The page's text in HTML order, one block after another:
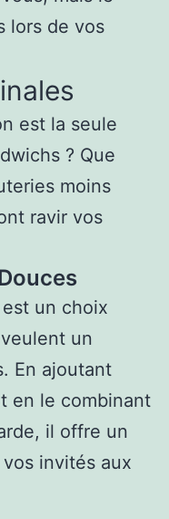
lors de vos
est la seule
? Que
moins
ravir vos
un choix
un
En ajoutant
en le combinant
il offre un
invités aux